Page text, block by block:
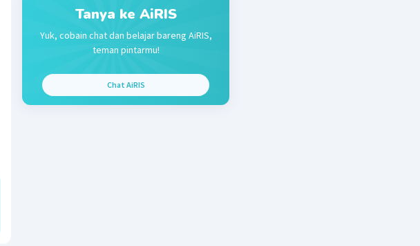
Tanya ke AiRIS
Yuk, cobain chat dan belajar bareng AiRIS,
teman pintarmu!
Chat AiRIS